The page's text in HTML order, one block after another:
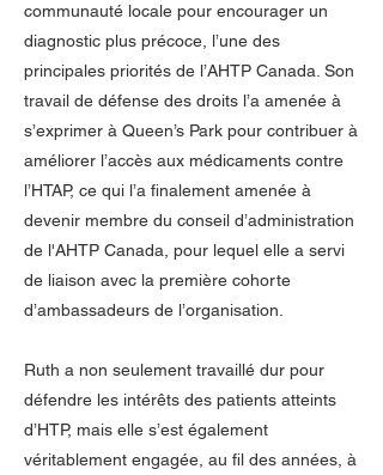
communauté locale pour encourager un
diagnostic plus précoce, l’une des
principales priorités de l’AHTP Canada. Son
travail de défense des droits l’a amenée à
s’exprimer à Queen’s Park pour contribuer à
améliorer l’accès aux médicaments contre
l’HTAP, ce qui l’a finalement amenée à
devenir membre du conseil d’administration
de l'AHTP Canada, pour lequel elle a servi
de liaison avec la première cohorte
d’ambassadeurs de l’organisation.
Ruth a non seulement travaillé dur pour
défendre les intérêts des patients atteints
d’HTP, mais elle s’est également
véritablement engagée, au fil des années, à